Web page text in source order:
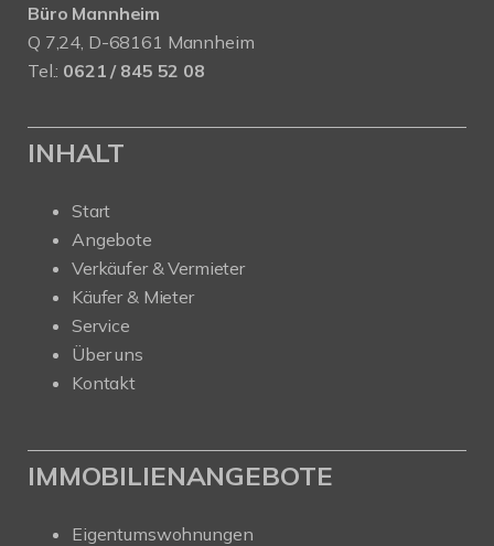
Büro Mannheim
Q 7,24, D-68161 Mannheim
Tel.: 0621 / 845 52 08
INHALT
Start
Angebote
Verkäufer & Vermieter
Käufer & Mieter
Service
Über uns
Kontakt
IMMOBILIENANGEBOTE
Eigentumswohnungen